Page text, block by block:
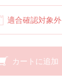
適合確認対象外
カートに追加